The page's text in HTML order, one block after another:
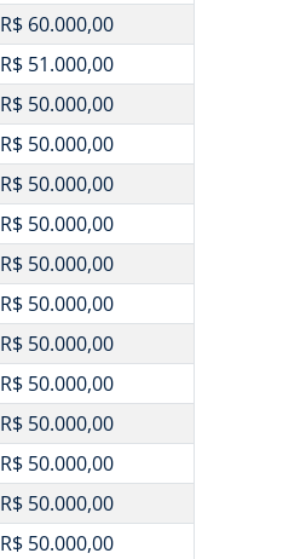
R$ 60.000,00
R$ 51.000,00
R$ 50.000,00
R$ 50.000,00
R$ 50.000,00
R$ 50.000,00
R$ 50.000,00
R$ 50.000,00
R$ 50.000,00
R$ 50.000,00
R$ 50.000,00
R$ 50.000,00
R$ 50.000,00
R$ 50.000,00